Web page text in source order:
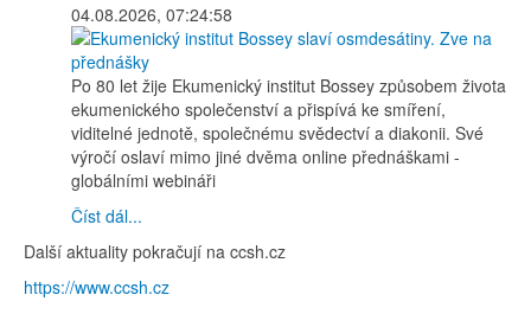
04.08.2026, 07:24:58
Po 80 let žije Ekumenický institut Bossey způsobem života
ekumenického společenství a přispívá ke smíření,
viditelné jednotě, společnému svědectví a diakonii. Své
výročí oslaví mimo jiné dvěma online přednáškami -
globálními webináři
Číst dál...
Další aktuality pokračují na ccsh.cz
https://www.ccsh.cz